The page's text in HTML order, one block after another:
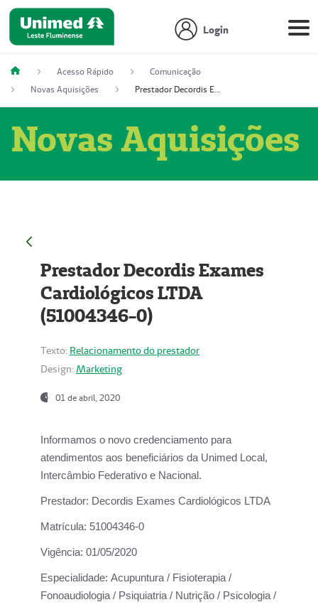
Login
Acesso Rápido
Comunicação
Novas Aquisições
Prestador Decordis Exames Cardiológicos LTDA (51004346-0)
Novas Aquisições
Prestador Decordis Exames
Cardiológicos LTDA
(51004346-0)
Texto: Relacionamento do prestador
Design: Marketing
01 de abril, 2020
Informamos o novo credenciamento para
atendimentos aos beneficiários da Unimed Local,
Intercâmbio Federativo e Nacional.
Prestador: Decordis Exames Cardiológicos LTDA
Matrícula: 51004346-0
Vigência: 01/05/2020
Especialidade: Acupuntura / Fisioterapia /
Fonoaudiologia / Psiquiatria / Nutrição / Psicologia /